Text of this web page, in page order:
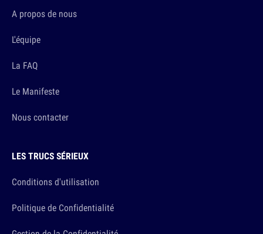
A propos de nous
L'équipe
La FAQ
Le Manifeste
Nous contacter
LES TRUCS SÉRIEUX
Conditions d'utilisation
Politique de Confidentialité